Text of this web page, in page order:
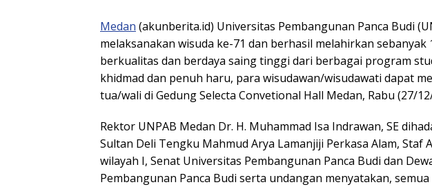
Medan (akunberita.id) Universitas Pembangunan Panca Budi
melaksanakan wisuda ke-71 dan berhasil melahirkan sebanyak
berkualitas dan berdaya saing tinggi dari berbagai program
khidmad dan penuh haru, para wisudawan/wisudawati dapat
tua/wali di Gedung Selecta Convetional Hall Medan, Rabu (27/
Rektor UNPAB Medan Dr. H. Muhammad Isa Indrawan, SE
Sultan Deli Tengku Mahmud Arya Lamanjiji Perkasa Alam, Staf
wilayah I, Senat Universitas Pembangunan Panca Budi dan
Pembangunan Panca Budi serta undangan menyatakan,